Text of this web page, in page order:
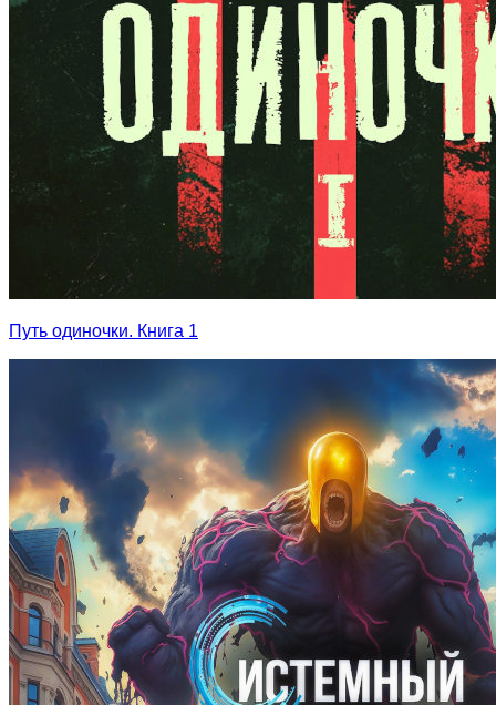
Путь одиночки. Книга 1